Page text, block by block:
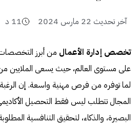
آخر تحديث 22 مارس 2024 11 د
تخصص إدارة الأعمال من أبرز
على مستوى العالم، حيث يسعى الملايين
لما توفره من فرص مهنية واسعة. إن الرغبة
المجال تتطلب ليس فقط التحصيل
البصيرة، والذكاء، لتحقيق التنافسية